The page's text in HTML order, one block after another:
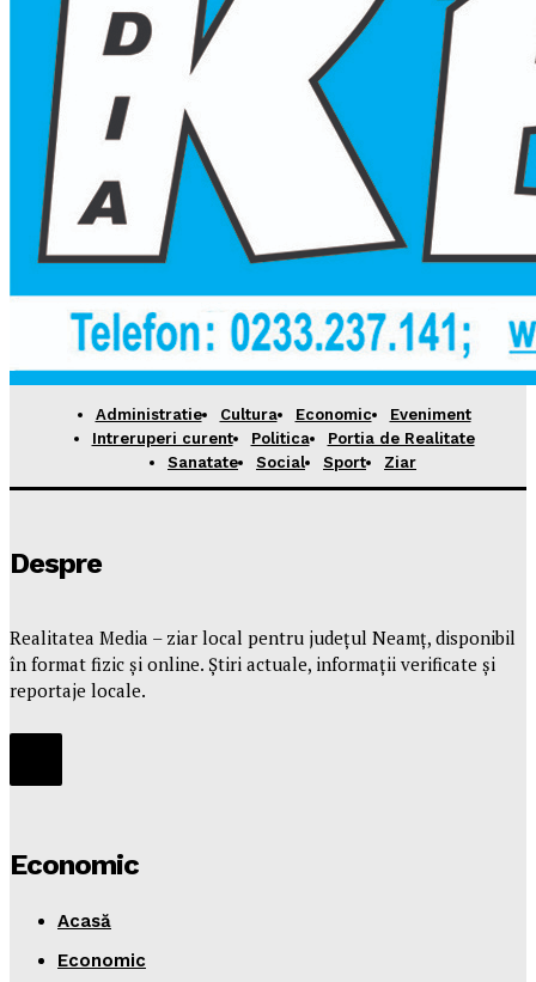
Administratie Cultura Economic
Eveniment
Intreruperi curent
Politica
Portia de Realitate
Sanatate
Social Sport Ziar
Despre
Realitatea Media – ziar local pentru județul Neamț, disponibil
în format fizic și online. Știri actuale, informații verificate și
reportaje locale.
Economic
Acasă
Economic